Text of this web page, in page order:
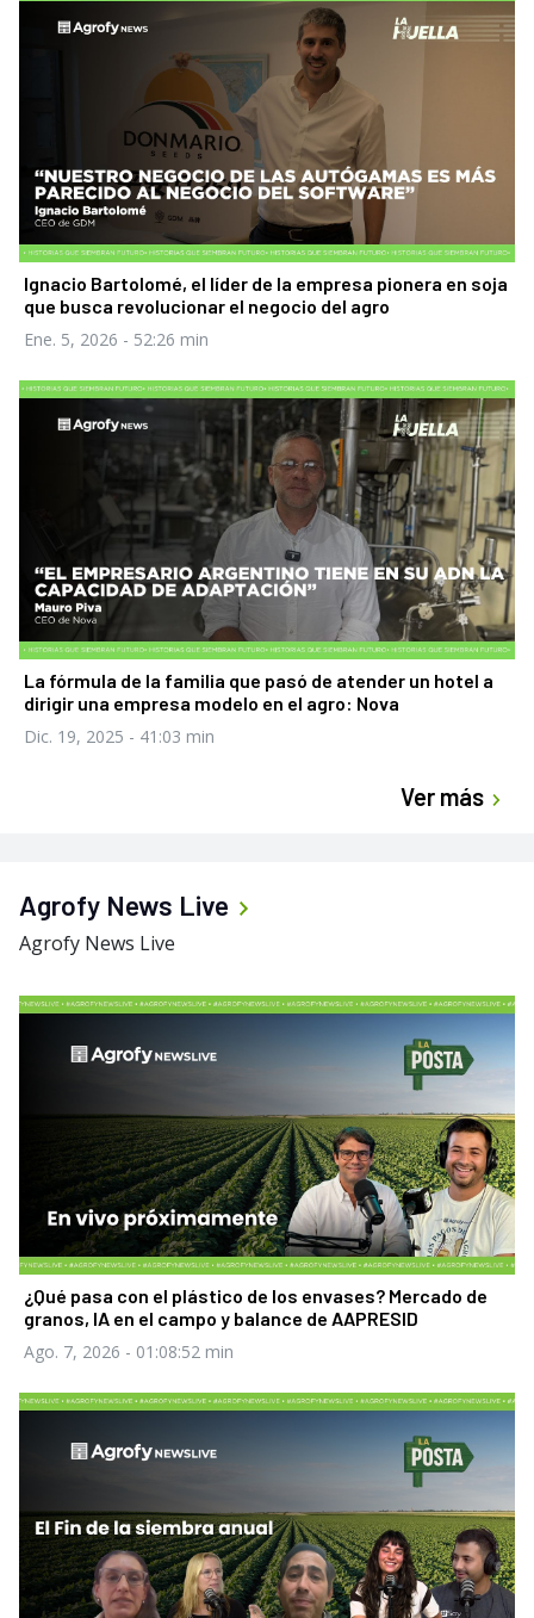
Ignacio Bartolomé, el líder de la empresa pionera en soja
que busca revolucionar el negocio del agro
Ene. 5, 2026 - 52:26 min
La fórmula de la familia que pasó de atender un hotel a
dirigir una empresa modelo en el agro: Nova
Dic. 19, 2025 - 41:03 min
Ver más
Agrofy News Live
Agrofy News Live
¿Qué pasa con el plástico de los envases? Mercado de
granos, IA en el campo y balance de AAPRESID
Ago. 7, 2026 - 01:08:52 min